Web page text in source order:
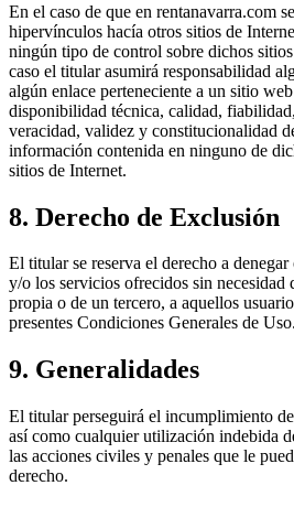
En el caso de que en rentanavarra.com
hipervínculos hacía otros sitios de
ningún tipo de control sobre dichos
caso el titular asumirá responsabilidad
algún enlace perteneciente a un sitio
disponibilidad técnica, calidad,
veracidad, validez y constitucionalidad
información contenida en ninguno de
sitios de Internet.
8. Derecho de Exclusión
El titular se reserva el derecho a
y/o los servicios ofrecidos sin necesidad
propia o de un tercero, a aquellos
presentes Condiciones Generales de Uso.
9. Generalidades
El titular perseguirá el incumplimiento
así como cualquier utilización indebida
las acciones civiles y penales que le
derecho.